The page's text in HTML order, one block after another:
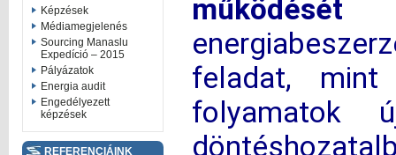
Képzések
Médiamegjelenés
Sourcing Manaslu
Expedíció – 2015
Pályázatok
Energia audit
Engedélyezett
képzések
REFERENCIÁINK
feladat, mint
folyamatok